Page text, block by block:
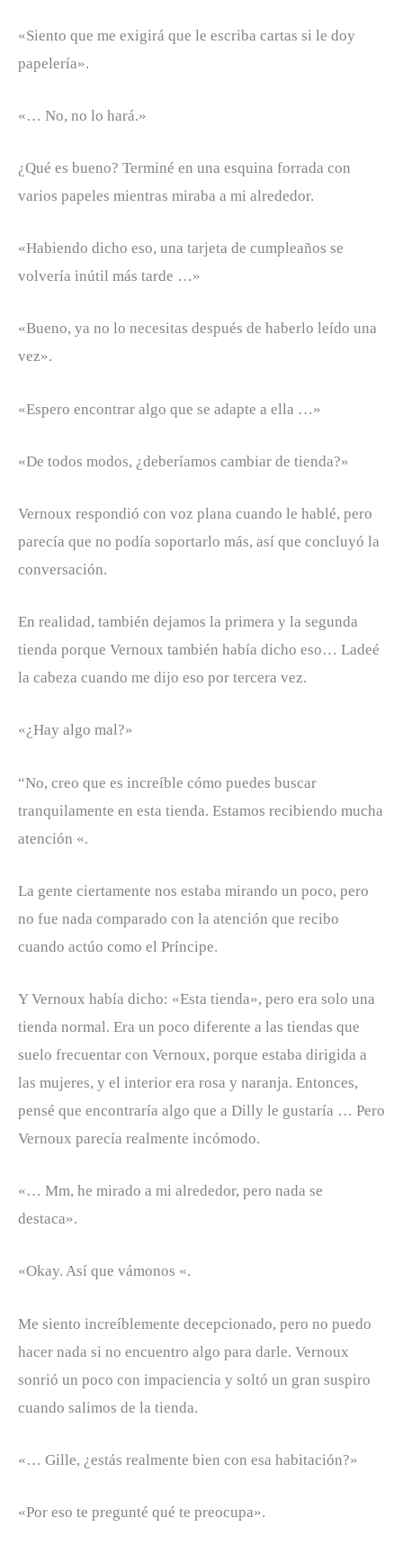
«Siento que me exigirá que le escriba cartas si le doy
papelería».
«… No, no lo hará.»
¿Qué es bueno? Terminé en una esquina forrada con
varios papeles mientras miraba a mi alrededor.
«Habiendo dicho eso, una tarjeta de cumpleaños se
volvería inútil más tarde …»
«Bueno, ya no lo necesitas después de haberlo leído una
vez».
«Espero encontrar algo que se adapte a ella …»
«De todos modos, ¿deberíamos cambiar de tienda?»
Vernoux respondió con voz plana cuando le hablé, pero
parecía que no podía soportarlo más, así que concluyó la
conversación.
En realidad, también dejamos la primera y la segunda
tienda porque Vernoux también había dicho eso… Ladeé
la cabeza cuando me dijo eso por tercera vez.
«¿Hay algo mal?»
“No, creo que es increíble cómo puedes buscar
tranquilamente en esta tienda. Estamos recibiendo mucha
atención «.
La gente ciertamente nos estaba mirando un poco, pero
no fue nada comparado con la atención que recibo
cuando actúo como el Príncipe.
Y Vernoux había dicho: «Esta tienda», pero era solo una
tienda normal. Era un poco diferente a las tiendas que
suelo frecuentar con Vernoux, porque estaba dirigida a
las mujeres, y el interior era rosa y naranja. Entonces,
pensé que encontraría algo que a Dilly le gustaría … Pero
Vernoux parecía realmente incómodo.
«… Mm, he mirado a mi alrededor, pero nada se
destaca».
«Okay. Así que vámonos «.
Me siento increíblemente decepcionado, pero no puedo
hacer nada si no encuentro algo para darle. Vernoux
sonrió un poco con impaciencia y soltó un gran suspiro
cuando salimos de la tienda.
«… Gille, ¿estás realmente bien con esa habitación?»
«Por eso te pregunté qué te preocupa».